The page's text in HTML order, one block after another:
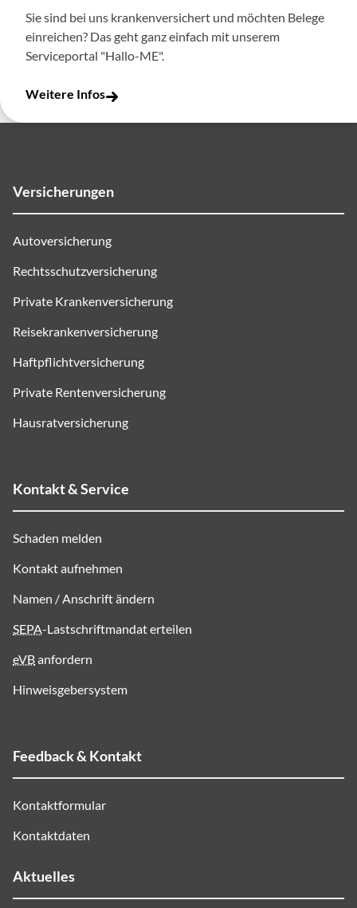
Sie sind bei uns krankenversichert und möchten Belege
einreichen? Das geht ganz einfach mit unserem
Serviceportal "Hallo-ME".
Weitere Infos
Versicherungen
Autoversicherung
Rechtsschutzversicherung
Private Krankenversicherung
Reisekrankenversicherung
Haftpflichtversicherung
Private Rentenversicherung
Hausratversicherung
Kontakt & Service
Schaden melden
Kontakt aufnehmen
Namen / Anschrift ändern
SEPA-Lastschriftmandat erteilen
eVBanfordern
Hinweisgebersystem
Feedback & Kontakt
Kontaktformular
Kontaktdaten
Aktuelles